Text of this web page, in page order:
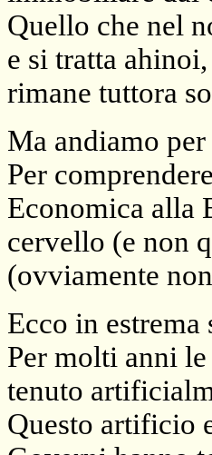
Quello che nel
e si tratta
rimane tuttora
Ma andiamo
Per
Economica alla
cervello (e non
(ovviamente
Ecco in
Per molti anni
tenuto
Questo artificio